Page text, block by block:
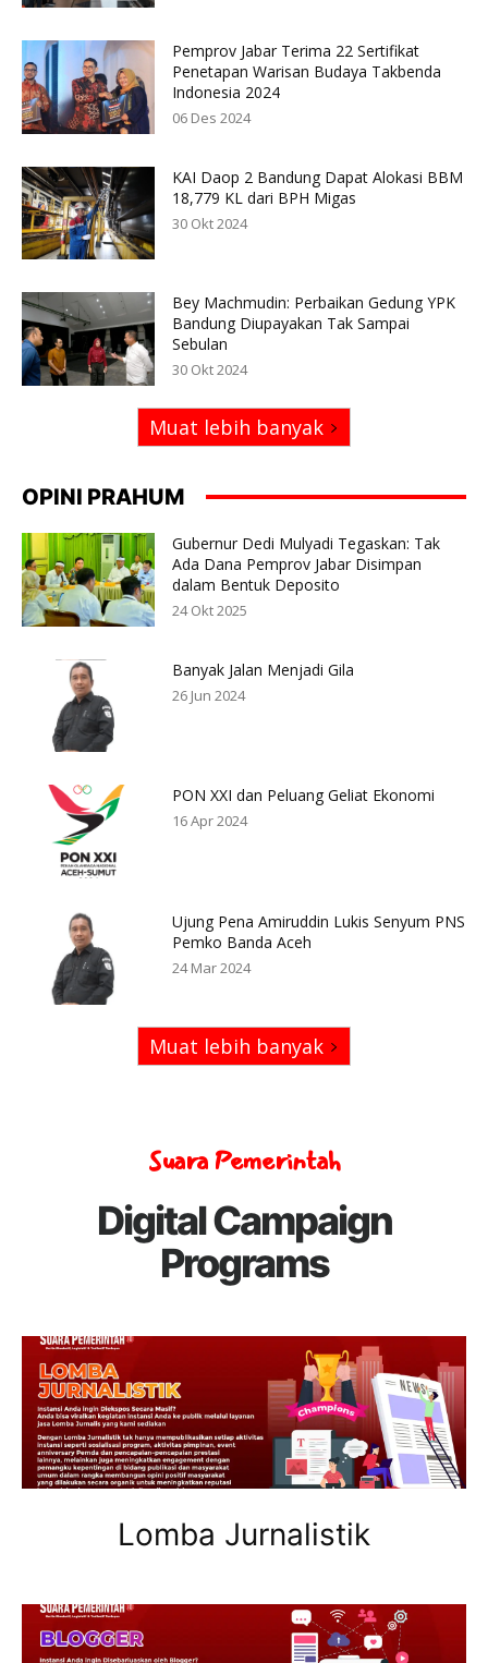
Pemprov Jabar Terima 22 Sertifikat
Penetapan Warisan Budaya Takbenda
Indonesia 2024
06 Des 2024
KAI Daop 2 Bandung Dapat Alokasi BBM
18,779 KL dari BPH Migas
30 Okt 2024
Bey Machmudin: Perbaikan Gedung YPK
Bandung Diupayakan Tak Sampai
Sebulan
30 Okt 2024
Muat lebih banyak
OPINI PRAHUM
Gubernur Dedi Mulyadi Tegaskan: Tak
Ada Dana Pemprov Jabar Disimpan
dalam Bentuk Deposito
24 Okt 2025
Banyak Jalan Menjadi Gila
26 Jun 2024
PON XXI dan Peluang Geliat Ekonomi
16 Apr 2024
Ujung Pena Amiruddin Lukis Senyum PNS
Pemko Banda Aceh
24 Mar 2024
Muat lebih banyak
Suara Pemerintah
Digital Campaign
Programs
Lomba Jurnalistik